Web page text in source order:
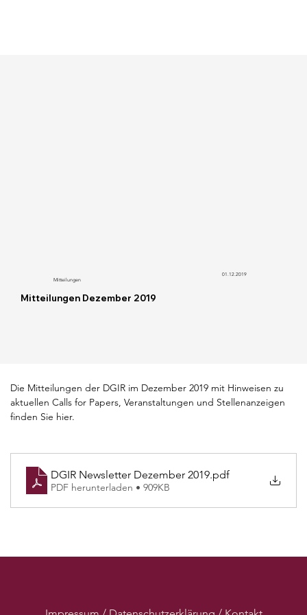
Mitteilungen Dezember 2019
Mitteilungen
01.12.2019
Die Mitteilungen der DGIR im Dezember 2019 mit Hinweisen zu
aktuellen Calls for Papers, Veranstaltungen und Stellenanzeigen
finden Sie hier.
DGIR Newsletter Dezember 2019.pdf
PDF herunterladen • 909KB